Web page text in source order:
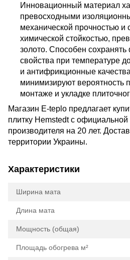
Инновационный материал
превосходными
механической прочностью и
химической стойкостью,
золото. Способен сохранять
свойства при температуре
и антифрикционные
минимизируют вероятность
монтаже и укладке
Магазин E-teplo предлагает
плитку Hemstedt с официальной
производителя на 20 лет.
территории Украины.
Характеристики
Ширина мата
Длина мата
Мощность (общая)
Площадь обогрева м²